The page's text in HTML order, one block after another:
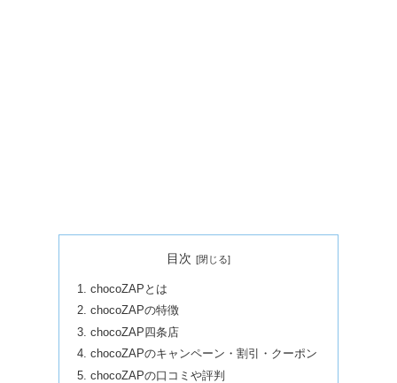
目次
chocoZAPとは
chocoZAPの特徴
chocoZAP四条店
chocoZAPのキャンペーン・割引・クーポン
chocoZAPの口コミや評判